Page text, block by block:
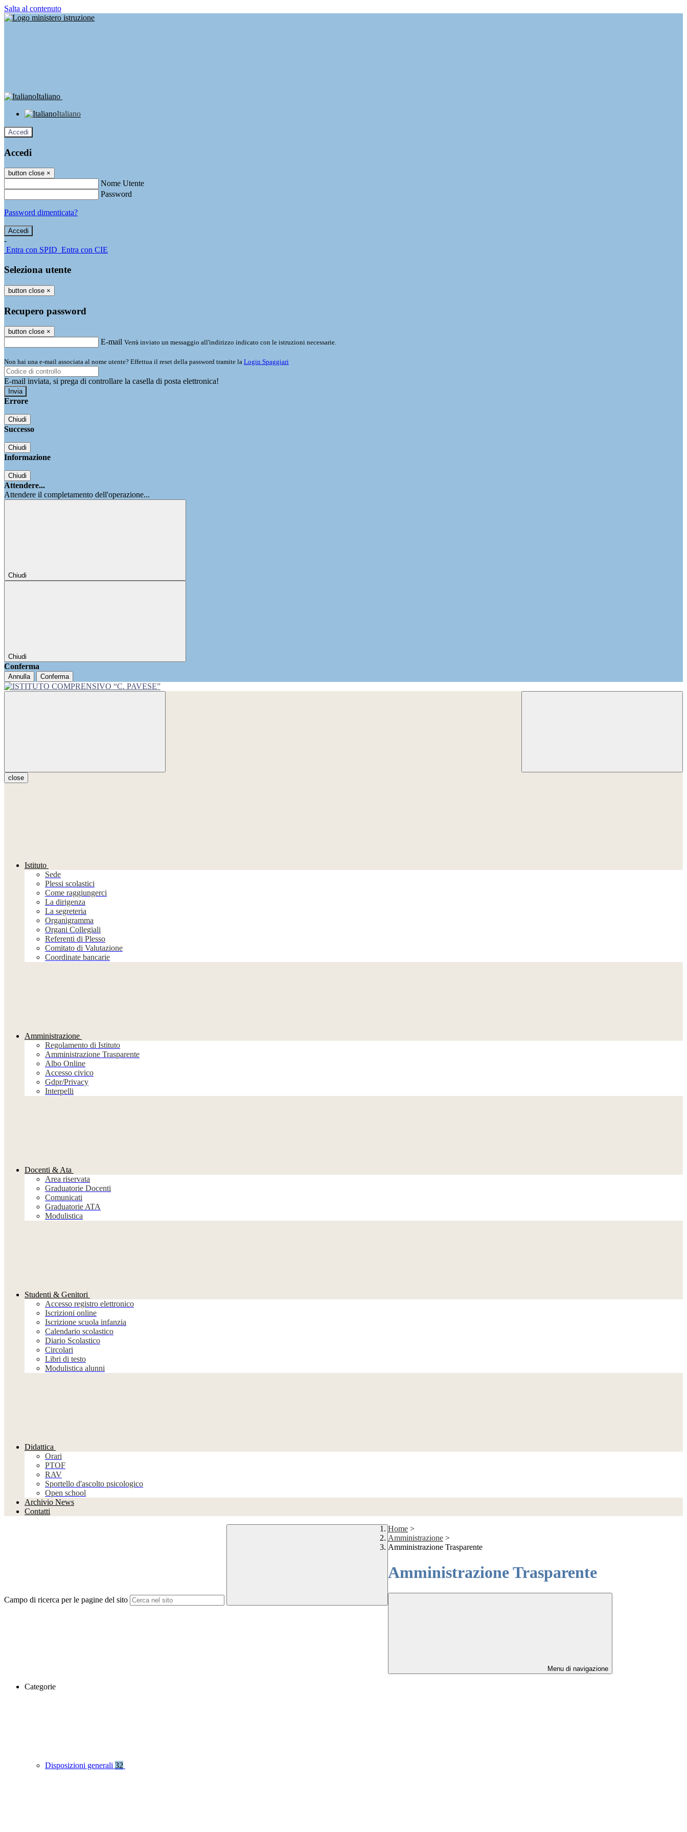
Salta al contenuto
Italiano
Italiano
Accedi
Accedi
button close ×
Nome Utente
Password
Password dimenticata?
-
Entra con SPID Entra con CIE
Seleziona utente
button close ×
Recupero password
button close ×
E-mail Verrà inviato un messaggio all'indirizzo indicato con le istruzioni necessarie.
Non hai una e-mail associata al nome utente? Effettua il reset della password tramite la Login Spaggiari
E-mail inviata, si prega di controllare la casella di posta elettronica!
Errore
Chiudi
Successo
Chiudi
Informazione
Chiudi
Attendere...
Attendere il completamento dell'operazione...
Chiudi
Chiudi
Conferma
Annulla Conferma
close
Istituto
Sede
Plessi scolastici
Come raggiungerci
La dirigenza
La segreteria
Organigramma
Organi Collegiali
Referenti di Plesso
Comitato di Valutazione
Coordinate bancarie
Amministrazione
Regolamento di Istituto
Amministrazione Trasparente
Albo Online
Accesso civico
Gdpr/Privacy
Interpelli
Docenti & Ata
Area riservata
Graduatorie Docenti
Comunicati
Graduatorie ATA
Modulistica
Studenti & Genitori
Accesso registro elettronico
Iscrizioni online
Iscrizione scuola infanzia
Calendario scolastico
Diario Scolastico
Circolari
Libri di testo
Modulistica alunni
Didattica
Orari
PTOF
RAV
Sportello d'ascolto psicologico
Open school
Archivio News
Contatti
Campo di ricerca per le pagine del sito
Home >
Amministrazione >
Amministrazione Trasparente
Amministrazione Trasparente
Menu di navigazione
Categorie
Disposizioni generali 32